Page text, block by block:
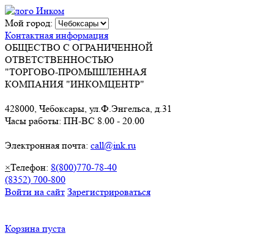
Мой город:
Контактная информация
ОБЩЕСТВО С ОГРАНИЧЕННОЙ
ОТВЕТСТВЕННОСТЬЮ
"ТОРГОВО-ПРОМЫШЛЕННАЯ
КОМПАНИЯ "ИНКОМЦЕНТР"
428000, Чебоксары, ул.Ф.Энгельса, д.31
Часы работы: ПН-ВС 8.00 - 20.00
Электронная почта: call@ink.ru
×Телефон: 8(800)770-78-40
(8352) 700-800
Войти на сайт Зарегистрироваться
Корзина пуста